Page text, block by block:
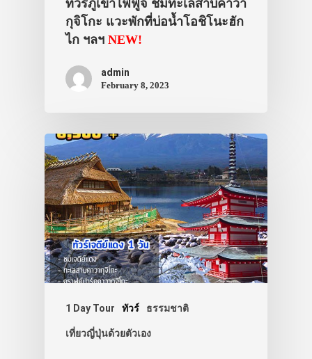
ทัวร์ภูเขาไฟฟูจิ ชมทะเลสาบคาวา
กุจิโกะ แวะพักที่บ่อน้ำโอชิโนะฮัก
ไก ฯลฯ NEW!
admin
February 8, 2023
1 Day Tour ทัวร์ ธรรมชาติ
เที่ยวญี่ปุ่นด้วยตัวเอง